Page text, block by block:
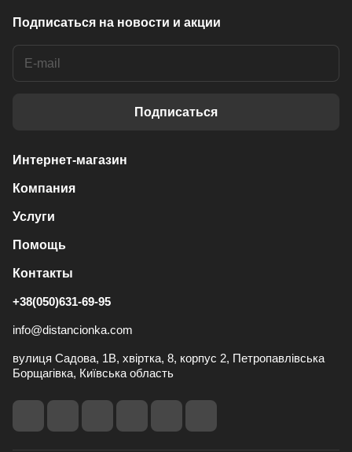
Подписаться на новости и акции
Подписаться
Интернет-магазин
Компания
Услуги
Помощь
Контакты
+38(050)631-69-95
info@distancionka.com
вулиця Садова, 1В, хвіртка, 8, корпус 2, Петропавлівська
Борщагівка, Київська область